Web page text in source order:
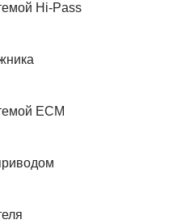
Hi-Pass
ЕСМ